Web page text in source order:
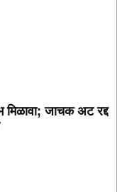
मिळावा; जाचक अट रद्द